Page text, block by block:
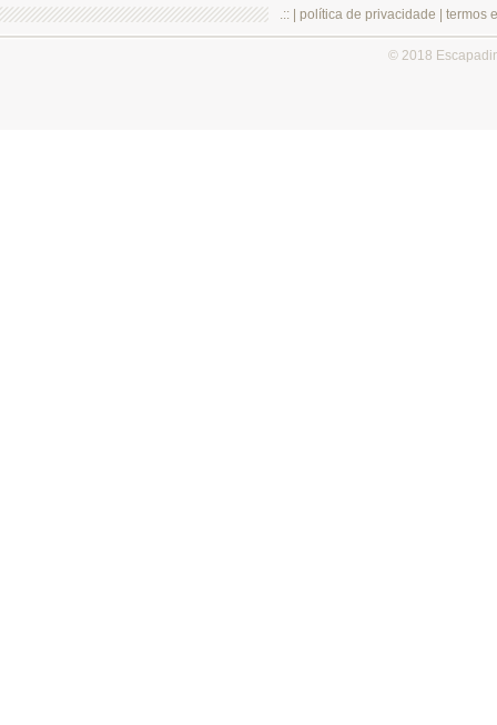
.:: | política de privacidade termos
© 2018